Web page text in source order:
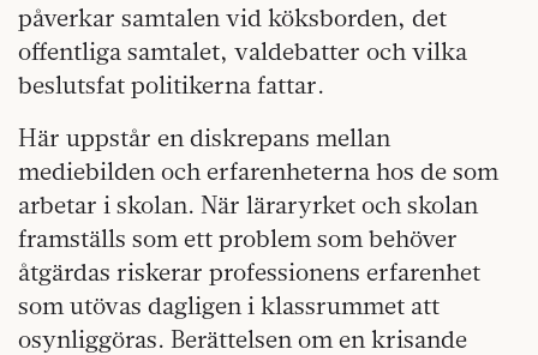
påverkar samtalen vid köksborden, det
offentliga samtalet, valdebatter och vilka
beslutsfat politikerna fattar.
Här uppstår en diskrepans mellan
mediebilden och erfarenheterna hos de som
arbetar i skolan. När läraryrket och skolan
framställs som ett problem som behöver
åtgärdas riskerar professionens erfarenhet
som utövas dagligen i klassrummet att
osynliggöras. Berättelsen om en krisande